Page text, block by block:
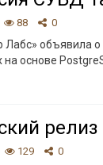
88 0
Лабс» объявила
основе
релиз
129 0